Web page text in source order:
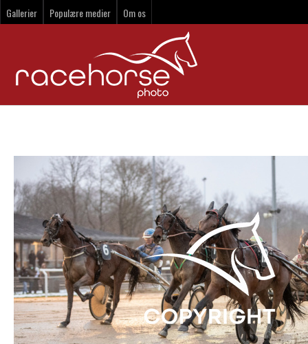
Gallerier Populære medier Om os